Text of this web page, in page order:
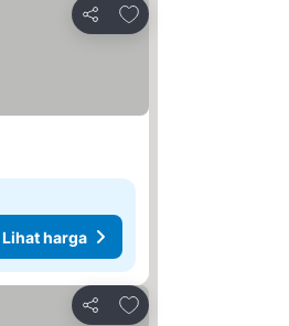
Bagikan
Tambahkan ke favorit
Lihat harga
Bagikan
Tambahkan ke favorit